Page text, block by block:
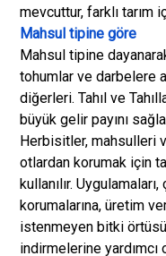
mevcuttur, farklı tarım
Mahsul tipine göre
Mahsul tipine
tohumlar ve darbelere
diğerleri. Tahıl ve
büyük gelir payını
Herbisitler, mahsulleri
otlardan korumak için
kullanılır.
korumalarına, üretim
istenmeyen bitki
indirmelerine